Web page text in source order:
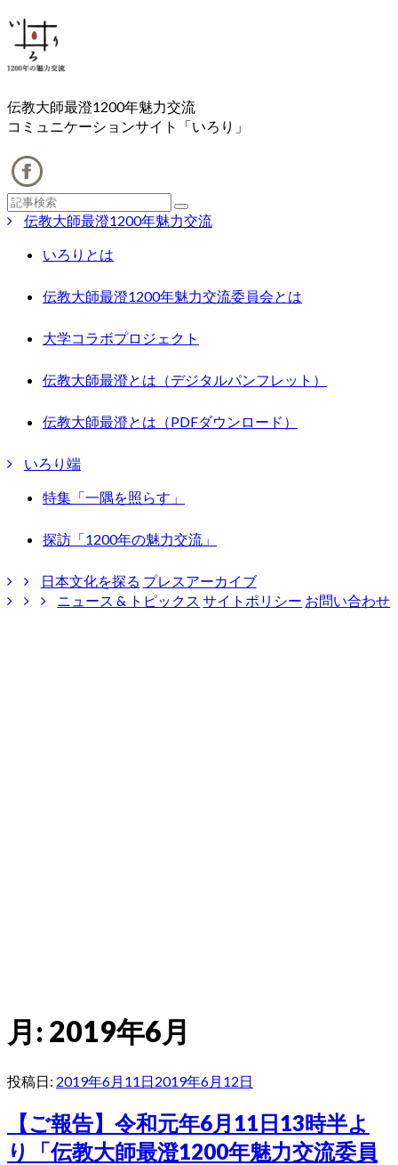
伝教大師最澄1200年魅力交流
コミュニケーションサイト「いろり」
伝教大師最澄1200年魅力交流
いろりとは
伝教大師最澄1200年魅力交流委員会とは
大学コラボプロジェクト
伝教大師最澄とは（デジタルパンフレット）
伝教大師最澄とは（PDFダウンロード）
いろり端
特集「一隅を照らす」
探訪「1200年の魅力交流」
日本文化を探る プレスアーカイブ
ニュース & トピックス サイトポリシー お問い合わせ
月: 2019年6月
投稿日: 2019年6月11日2019年6月12日
【ご報告】令和元年6月11日13時半よ
り「伝教大師最澄1200年魅力交流委員